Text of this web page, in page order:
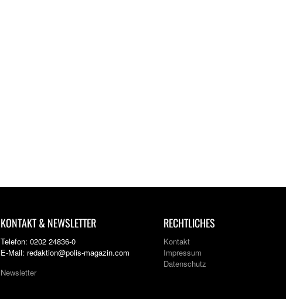
KONTAKT & NEWSLETTER
Telefon: 0202 24836-0
E-Mail: redaktion@polis-magazin.com
Newsletter
RECHTLICHES
Kontakt
Impressum
Datenschutz